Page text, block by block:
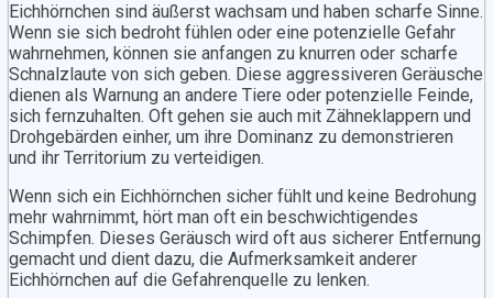
Eichhörnchen sind äußerst wachsam und haben scharfe Sinne.
Wenn sie sich bedroht fühlen oder eine potenzielle Gefahr
wahrnehmen, können sie anfangen zu knurren oder scharfe
Schnalzlaute von sich geben. Diese aggressiveren Geräusche
dienen als Warnung an andere Tiere oder potenzielle Feinde,
sich fernzuhalten. Oft gehen sie auch mit Zähneklappern und
Drohgebärden einher, um ihre Dominanz zu demonstrieren
und ihr Territorium zu verteidigen.
Wenn sich ein Eichhörnchen sicher fühlt und keine Bedrohung
mehr wahrnimmt, hört man oft ein beschwichtigendes
Schimpfen. Dieses Geräusch wird oft aus sicherer Entfernung
gemacht und dient dazu, die Aufmerksamkeit anderer
Eichhörnchen auf die Gefahrenquelle zu lenken.